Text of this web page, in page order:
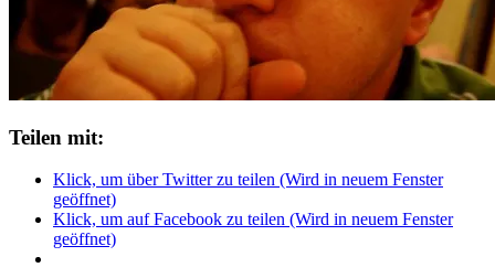
Teilen mit:
Klick, um über Twitter zu teilen (Wird in neuem Fenster
geöffnet)
Klick, um auf Facebook zu teilen (Wird in neuem Fenster
geöffnet)